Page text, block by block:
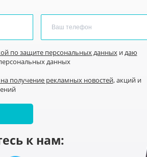
по защите персональных данныхидаю
данных
на получение рекламных новостей, акций и
к нам: